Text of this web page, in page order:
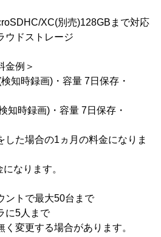
XC(別売)128GBまで対応
レージ
金例＞
時録画)・容量 7日保存・
知時録画)・容量 7日保存・
た場合の1ヵ月の料金になりま
なります。
ントで最大50台まで
に5人まで
変更する場合があります。